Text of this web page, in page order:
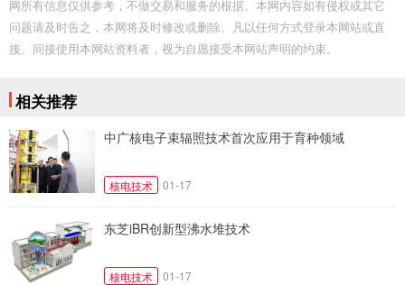
网所有信息仅供参考，不做交易和服务的根据。本网内容如有侵权或其它
问题请及时告之，本网将及时修改或删除。凡以任何方式登录本网站或直
接、间接使用本网站资料者，视为自愿接受本网站声明的约束。
相关推荐
中广核电子束辐照技术首次应用于育种领域
核电技术 01-17
东芝iBR创新型沸水堆技术
核电技术 01-17